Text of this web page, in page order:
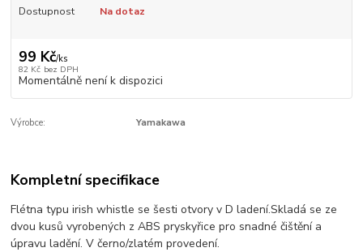
Dostupnost Na dotaz
99 Kč/ks
82 Kč bez DPH
Momentálně není k dispozici
Výrobce: Yamakawa
Kompletní specifikace
Flétna typu irish whistle se šesti otvory v D ladení.Skladá se ze
dvou kusů vyrobených z ABS pryskyřice pro snadné čištění a
úpravu ladění. V černo/zlatém provedení.